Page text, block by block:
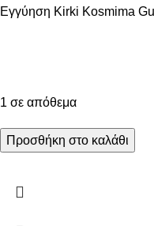
Εγγύηση Kirki Kosmima
1 σε απόθεμα
Προσθήκη στο καλάθι